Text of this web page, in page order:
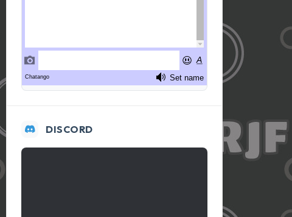
DISCORD